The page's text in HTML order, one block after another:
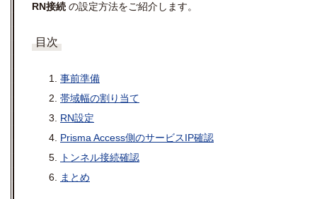
RN接続 の設定方法をご紹介します。
目次
事前準備
帯域幅の割り当て
RN設定
Prisma Access側のサービスIP確認
トンネル接続確認
まとめ